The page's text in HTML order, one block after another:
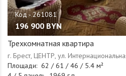
196 900 BYN
Трехкомнатная квартира